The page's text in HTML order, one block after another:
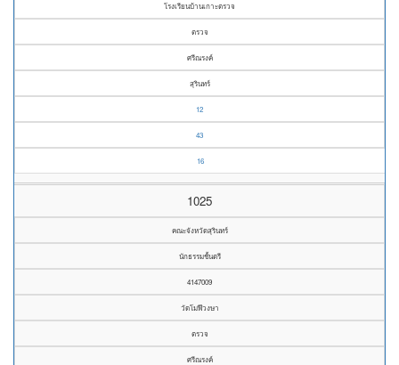
โรงเรียนบ้านเกาะตรวจ
ตรวจ
ศรีณรงค์
สุรินทร์
12
43
16
1025
คณะจังหวัดสุรินทร์
นักธรรมชั้นตรี
4147009
วัดโมฬีวงษา
ตรวจ
ศรีณรงค์